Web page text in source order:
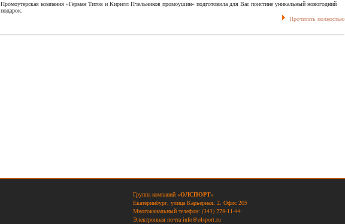
Промоутерская компания «Герман Титов и Кирилл Пчельников промоушин» подготовила для Вас поистине уникальный новогодний
подарок.
Прочитать полностью
Группа компаний «ОЛСПОРТ»
Екатеринбург, улица Карьерная, 2. Офис 205
Многоканальный телефон: (343) 278-11-44
Электронная почта info@olsport.ru